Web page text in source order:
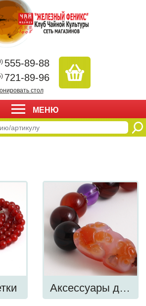
555-89-88
721-89-96
стол
МЕНЮ
Аксессуары для